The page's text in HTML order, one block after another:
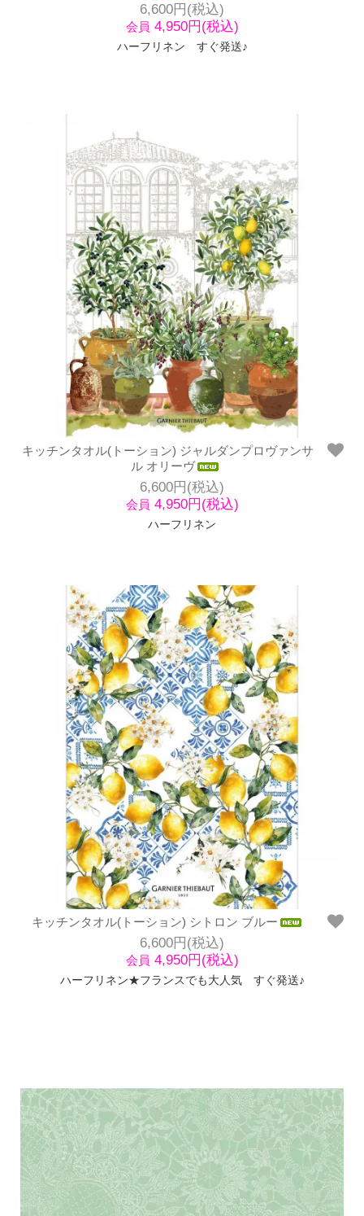
6,600円(税込)
会員 4,950円(税込)
ハーフリネン すぐ発送♪
キッチンタオル(トーション) ジャルダンプロヴァンサ
ル オリーヴ
6,600円(税込)
会員 4,950円(税込)
ハーフリネン
キッチンタオル(トーション) シトロン ブルー
6,600円(税込)
会員 4,950円(税込)
ハーフリネン★フランスでも大人気 すぐ発送♪